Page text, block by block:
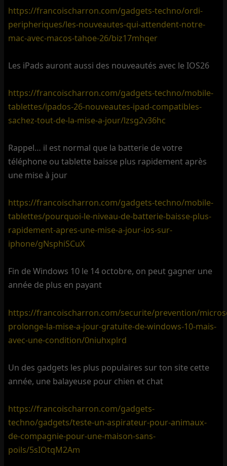
https://francoischarron.com/gadgets-techno/ordi-
peripheriques/les-nouveautes-qui-attendent-notre-
mac-avec-macos-tahoe-26/biz17mhqer
Les iPads auront aussi des nouveautés avec le IOS26
https://francoischarron.com/gadgets-techno/mobile-
tablettes/ipados-26-nouveautes-ipad-compatibles-
sachez-tout-de-la-mise-a-jour/lzsg2v36hc
Rappel… il est normal que la batterie de votre
téléphone ou tablette baisse plus rapidement après
une mise à jour
https://francoischarron.com/gadgets-techno/mobile-
tablettes/pourquoi-le-niveau-de-batterie-baisse-plus-
rapidement-apres-une-mise-a-jour-ios-sur-
iphone/gNsphiSCuX
Fin de Windows 10 le 14 octobre, on peut gagner une
année de plus en payant
https://francoischarron.com/securite/prevention/
prolonge-la-mise-a-jour-gratuite-de-windows-10-mais-
avec-une-condition/0niuhxplrd
Un des gadgets les plus populaires sur ton site cette
année, une balayeuse pour chien et chat
https://francoischarron.com/gadgets-
techno/gadgets/teste-un-aspirateur-pour-animaux-
de-compagnie-pour-une-maison-sans-
poils/5sIOtqM2Am